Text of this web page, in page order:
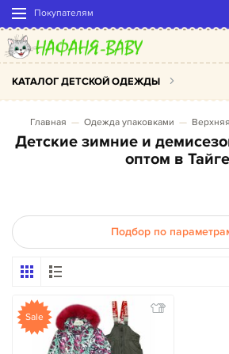
Покупателям
КАТАЛОГ ДЕТСКОЙ ОДЕЖДЫ
Главная Одежда упаковками
Детские зимние и демисезонные костюмы
оптом в Тайге
Подбор по
Sale